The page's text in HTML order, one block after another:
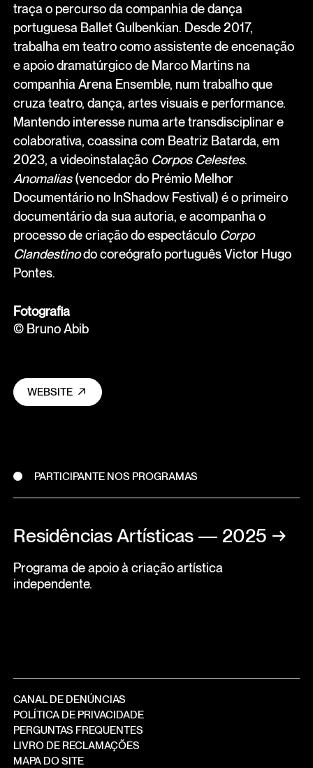
traça o percurso da companhia de dança
portuguesa Ballet Gulbenkian. Desde 2017,
trabalha em teatro como assistente de encenação
e apoio dramatúrgico de Marco Martins na
companhia Arena Ensemble, num trabalho que
cruza teatro, dança, artes visuais e performance.
Mantendo interesse numa arte transdisciplinar e
colaborativa, coassina com Beatriz Batarda, em
2023, a videoinstalação Corpos Celestes.
Anomalias(vencedor do Prémio Melhor
Documentário no InShadow Festival) é o primeiro
documentário da sua autoria, e acompanha o
processo de criação do espectáculo Corpo
Clandestinodo coreógrafo português Victor Hugo
Pontes.
Fotografia
© Bruno Abib
WEBSITE
PARTICIPANTE NOS PROGRAMAS
Residências Artísticas — 2025 →
Programa de apoio à criação artística
independente.
CANAL DE DENÚNCIAS
POLÍTICA DE PRIVACIDADE
PERGUNTAS FREQUENTES
LIVRO DE RECLAMAÇÕES
MAPA DO SITE